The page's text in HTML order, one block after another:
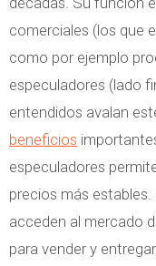
comerciales (los que
como por ejemplo
especuladores (lado
entendidos avalan
beneficios
especuladores
precios más
acceden al mercado
para vender y